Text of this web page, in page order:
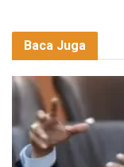
Baca Juga